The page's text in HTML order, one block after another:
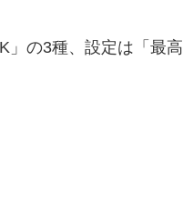
」の3種、設定は「最高